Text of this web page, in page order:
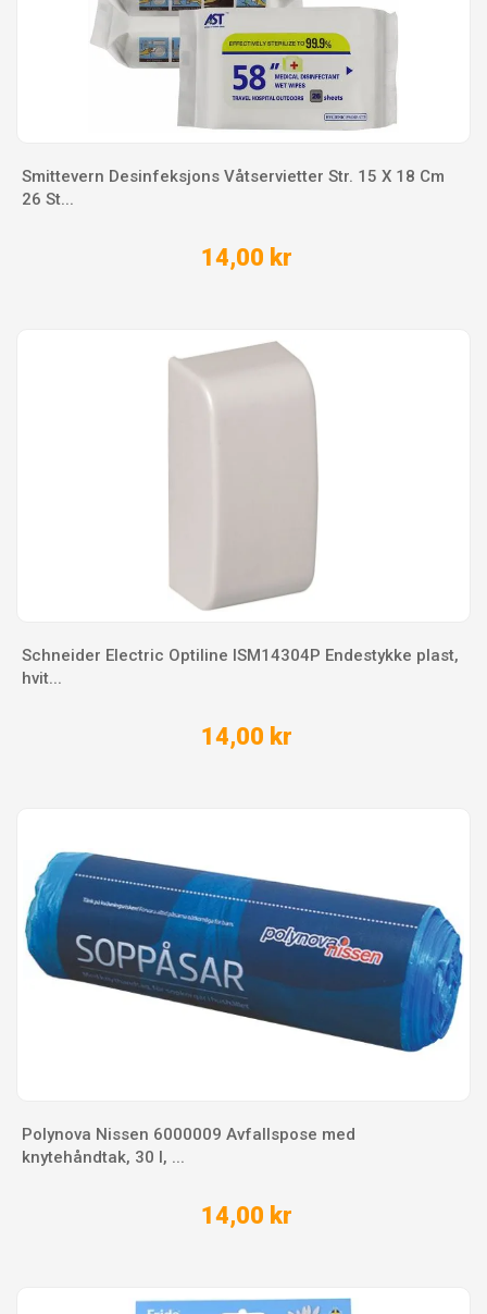
Smittevern Desinfeksjons Våtservietter Str. 15 X 18 Cm
26 St...
14,00 kr
Schneider Electric Optiline ISM14304P Endestykke plast,
hvit...
14,00 kr
Polynova Nissen 6000009 Avfallspose med
knytehåndtak, 30 l, ...
14,00 kr